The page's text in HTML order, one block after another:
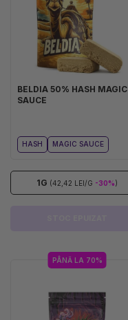
BELDIA 50% HASH MAGIC
SAUCE
HASH MAGIC SAUCE
1G (42,42 LEI/G -30%)
PÂNĂ LA 70%